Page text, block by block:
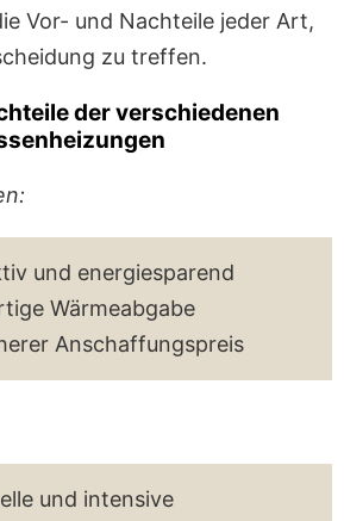
Vor- und Nachteile jeder Art,
zu treffen.
der verschiedenen
und energiesparend
Wärmeabgabe
Anschaffungspreis
und intensive